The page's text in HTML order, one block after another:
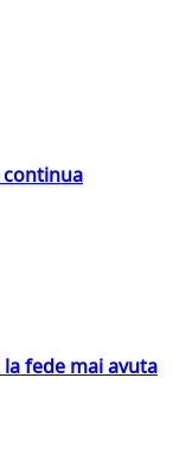
fede mai avuta